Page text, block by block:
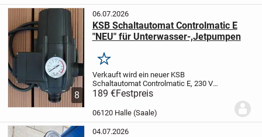
8
06.07.2026
KSB Schaltautomat Controlmatic E
"NEU" für Unterwasser-,Jetpumpen
Merken
Verkauft wird ein neuer KSB
Schaltautomat Controlmatic E, 230 V
90053395 in schwarz, für das
druckabhängige Einschalten,
strömungsabhängige Ausschalten und
Überwachen einer Pumpe z.B. für
Unterwasser-...
189 €Festpreis
06120 Halle (Saale)
04.07.2026